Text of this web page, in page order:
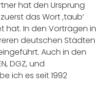
hat den Ursprung
das Wort ‚taub‘
hat. In den Vorträgen in
deutschen Städten
Auch in den
DGZ, und
ich es seit 1992